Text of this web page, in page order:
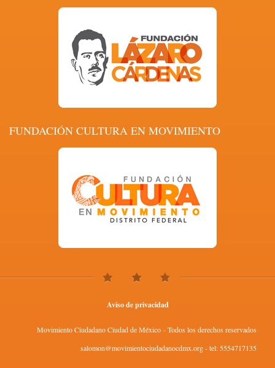
FUNDACIÓN CULTURA EN MOVIMIENTO
Aviso de privacidad
Movimiento Ciudadano Ciudad de México - Todos los derechos reservados
salomon@movimientociudadanocdmx.org - tel: 5554717135